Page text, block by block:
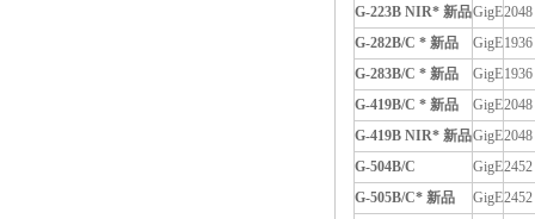
G-223B NIR* 新品GigE
G-282B/C * 新品 GigE
G-283B/C * 新品 GigE
G-419B/C * 新品 GigE
G-419B NIR* 新品GigE
G-504B/C
GigE
G-505B/C* 新品 GigE